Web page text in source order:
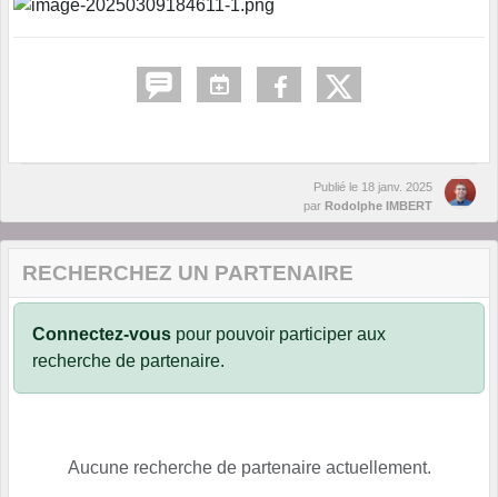
Publié le 18 janv. 2025
par Rodolphe IMBERT
RECHERCHEZ UN PARTENAIRE
Connectez-vous pour pouvoir participer aux
recherche de partenaire.
Aucune recherche de partenaire actuellement.